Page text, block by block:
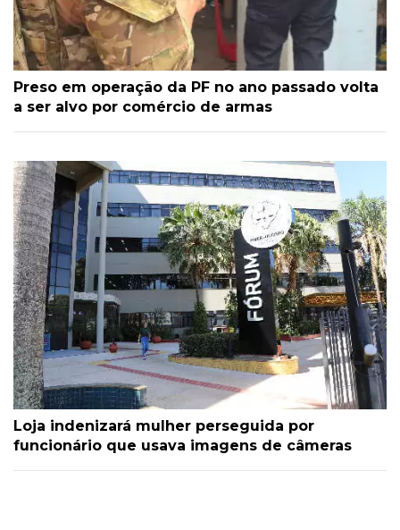
Preso em operação da PF no ano passado volta
a ser alvo por comércio de armas
Loja indenizará mulher perseguida por
funcionário que usava imagens de câmeras